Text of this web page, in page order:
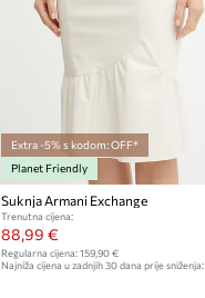
Extra -5% s kodom: OFF*
Planet Friendly
Suknja Armani Exchange
Trenutna cijena:
88,99 €
Regularna cijena:159,90 €
Najniža cijena u zadnjih 30 dana prije sniženja: